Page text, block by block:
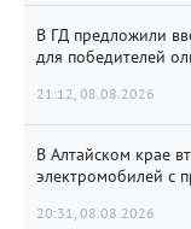
В ГД предложили
для победителей
21:12, 08.08.2026
В Алтайском крае
электромобилей с
20:31, 08.08.2026